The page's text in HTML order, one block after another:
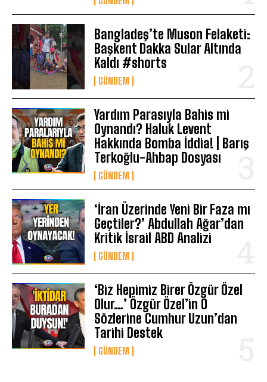
Bangladeş’te Muson Felaketi:
Başkent Dakka Sular Altında
Kaldı #shorts
GÜNDEM
Yardım Parasıyla Bahis mi
Oynandı? Haluk Levent
Hakkında Bomba İddia! | Barış
Terkoğlu-Ahbap Dosyası
GÜNDEM
‘İran Üzerinde Yeni Bir Faza mı
Geçtiler?’ Abdullah Ağar’dan
Kritik İsrail ABD Analizi
GÜNDEM
‘Biz Hepimiz Birer Özgür Özel
Olur…’ Özgür Özel’in O
Sözlerine Cumhur Uzun’dan
Tarihi Destek
GÜNDEM